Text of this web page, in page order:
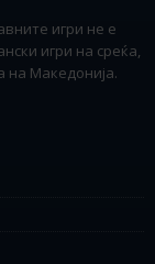
игри не е
игри на среќа,
на Македонија.